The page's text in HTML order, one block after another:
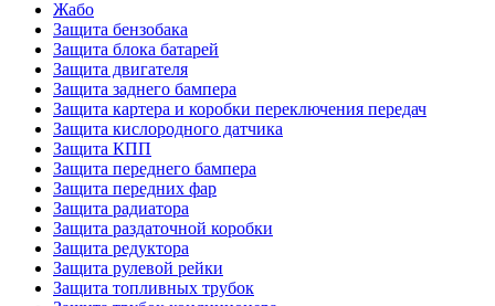
Жабо
Защита бензобака
Защита блока батарей
Защита двигателя
Защита заднего бампера
Защита картера и коробки переключения передач
Защита кислородного датчика
Защита КПП
Защита переднего бампера
Защита передних фар
Защита радиатора
Защита раздаточной коробки
Защита редуктора
Защита рулевой рейки
Защита топливных трубок